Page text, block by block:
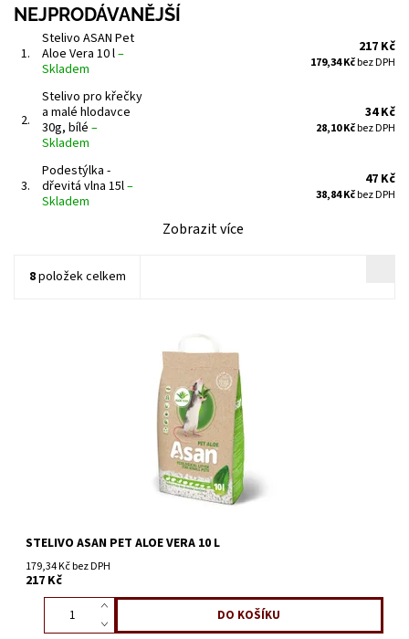
NEJPRODÁVANĚJŠÍ
1.
Stelivo ASAN Pet
Aloe Vera 10 l–
Skladem
217 Kč
179,34 Kčbez DPH
2.
Stelivo pro křečky
a malé hlodavce
30g, bílé –
Skladem
34 Kč
28,10 Kčbez DPH
3.
Podestýlka -
dřevitá vlna 15l–
Skladem
47 Kč
38,84 Kčbez DPH
Zobrazit více
8položek celkem
STELIVO ASAN PET ALOE VERA 10 L
179,34 Kč bez DPH
217 Kč